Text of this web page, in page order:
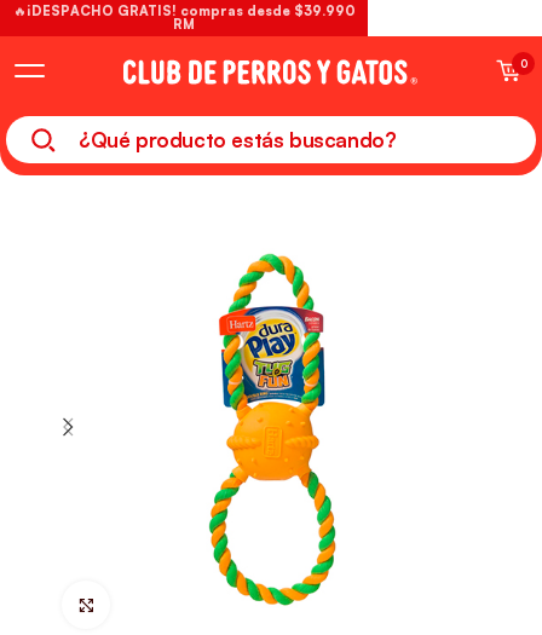
0
🔥¡DESPACHO GRATIS! compras desde $39.990
RM